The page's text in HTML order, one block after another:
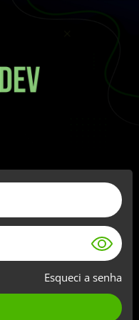
Esqueci a senha